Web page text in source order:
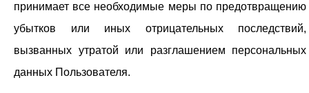
принимает все необходимые меры по предотвращению
убытков или иных отрицательных последствий,
вызванных утратой или разглашением персональных
данных Пользователя.